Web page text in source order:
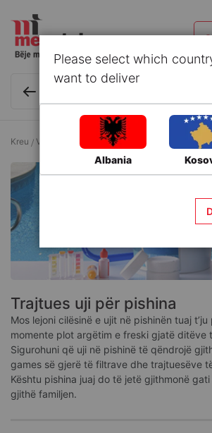
Kreu Verë dhe Plazh Trajtues uji për pishina
Trajtues uji për pishina
Mos lejoni cilësinë e ujit në pishinën tuaj
momente plot argëtim e freski gjatë ditëve
Sigurohuni që uji në pishinë të qëndrojë
games së gjerë të filtrave dhe trajtuesëve
Kështu pishina juaj do të jetë gjithmonë
gjithë familjen.
Please select which
want to deliver
Albania